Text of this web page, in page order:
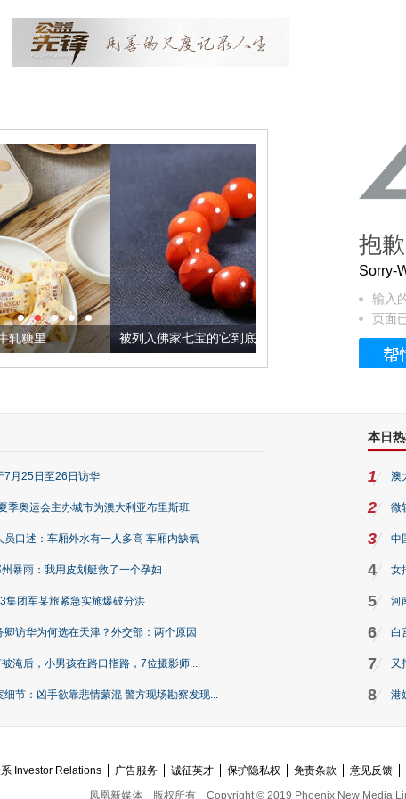
被列入佛家七宝的它到底有多美？
抱
Sorry-
输入
页面
7月25日至26日访华
季奥运会主办城市为澳大利亚布里斯班
员口述：车厢外水有一人多高 车厢内缺氧
暴雨：我用皮划艇救了一个孕妇
集团军某旅紧急实施爆破分洪
卿访华为何选在天津？外交部：两个原因
淹后，小男孩在路口指路，7位摄影师...
细节：凶手欲靠悲情蒙混 警方现场勘察发现...
本日
1 澳
2 微
3 中
4 女
5 河
6 白
7 又
8 港
Investor Relations 广告服务 诚征英才 保护隐私权 免责条款 意见反馈
凤凰新媒体
版权所有 Copyright © 2019 Phoenix New Media